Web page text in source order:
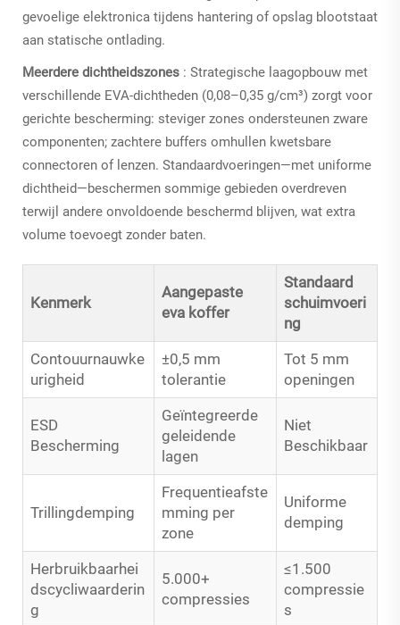
gevoelige elektronica tijdens hantering of opslag blootstaat
aan statische ontlading.
Meerdere dichtheidszones : Strategische laagopbouw met
verschillende EVA-dichtheden (0,08–0,35 g/cm³) zorgt voor
gerichte bescherming: steviger zones ondersteunen zware
componenten; zachtere buffers omhullen kwetsbare
connectoren of lenzen. Standaardvoeringen—met uniforme
dichtheid—beschermen sommige gebieden overdreven
terwijl andere onvoldoende beschermd blijven, wat extra
volume toevoegt zonder baten.
Kenmerk
Aangepaste
eva koffer
Standaard
schuimvoeri
ng
Contouurnauwke
urigheid
±0,5 mm
tolerantie
Tot 5 mm
openingen
ESD
Bescherming
Geïntegreerde
geleidende
lagen
Niet
Beschikbaar
Trillingdemping
Frequentieafste
mming per
zone
Uniforme
demping
Herbruikbaarhei
dscycliwaarderin
g
5.000+
compressies
≤1.500
compressie
s